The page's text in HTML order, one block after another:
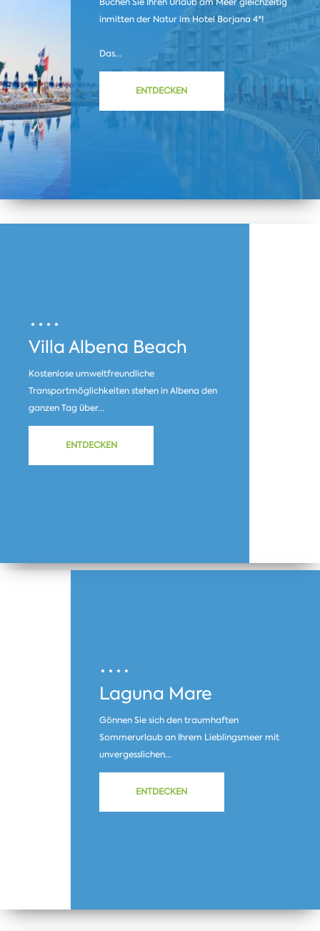
inmitten der Natur im Hotel Borjana 4*!
Das...
ENTDECKEN
Villa Albena Beach
Kostenlose umweltfreundliche
Transportmöglichkeiten stehen in Albena den
ganzen Tag über...
ENTDECKEN
Laguna Mare
Gönnen Sie sich den traumhaften
Sommerurlaub an Ihrem Lieblingsmeer mit
unvergesslichen...
ENTDECKEN